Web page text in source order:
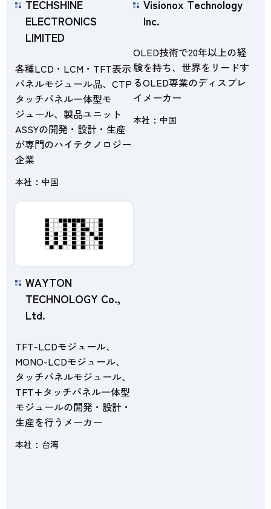
TECHSHINE
ELECTRONICS
LIMITED
本社 中国
各種LCD・LCM・TFT表示
パネルモジュール品、CTP
タッチパネル一体型モ
ジュール、製品ユニット
ASSYの開発・設計・生産
が専門のハイテクノロジー
企業
Visionox Technology
Inc.
本社 中国
OLED技術で20年以上の経
験を持ち、世界をリードす
るOLED専業のディスプレ
イメーカー
WAYTON
TECHNOLOGY Co.,
Ltd.
本社 台湾
TFT-LCDモジュール、
MONO-LCDモジュール、
タッチパネルモジュール、
TFT+タッチパネル一体型
モジュールの開発・設計・
生産を行うメーカー